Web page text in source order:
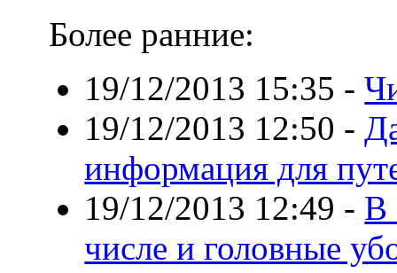
Более ранние:
19/12/2013 15:35 -
19/12/2013 12:50 -
информация для
19/12/2013 12:49 - В
числе и головные